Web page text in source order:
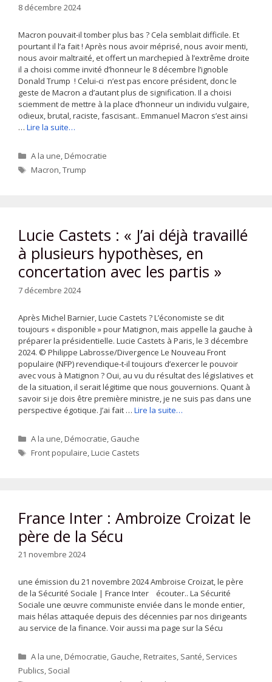
8 décembre 2024
Macron pouvait-il tomber plus bas ? Cela semblait difficile. Et
pourtant il l’a fait ! Après nous avoir méprisé, nous avoir menti,
nous avoir maltraité, et offert un marchepied à l’extrême droite
il a choisi comme invité d’honneur le 8 décembre l’ignoble
Donald Trump ! Celui-ci n’est pas encore président, donc le
geste de Macron a d’autant plus de signification. Il a choisi
sciemment de mettre à la place d’honneur un individu vulgaire,
odieux, brutal, raciste, fascisant.. Emmanuel Macron s’est ainsi
… Lire la suite…
Catégories
A la une,Démocratie
Étiquettes
Macron,Trump
Lucie Castets : « J’ai déjà travaillé
à plusieurs hypothèses, en
concertation avec les partis »
7 décembre 2024
Après Michel Barnier, Lucie Castets ? L’économiste se dit
toujours « disponible » pour Matignon, mais appelle la gauche à
préparer la présidentielle. Lucie Castets à Paris, le 3 décembre
2024. © Philippe Labrosse/Divergence Le Nouveau Front
populaire (NFP) revendique-t-il toujours d’exercer le pouvoir
avec vous à Matignon ? Oui, au vu du résultat des législatives et
de la situation, il serait légitime que nous gouvernions. Quant à
savoir si je dois être première ministre, je ne suis pas dans une
perspective égotique. J’ai fait … Lire la suite…
Catégories
A la une,Démocratie, Gauche
Étiquettes
Front populaire,Lucie Castets
France Inter : Ambroize Croizat le
père de la Sécu
21 novembre 2024
une émission du 21 novembre 2024 Ambroise Croizat, le père
de la Sécurité Sociale | France Inter écouter.. La Sécurité
Sociale une œuvre communiste enviée dans le monde entier,
mais hélas attaquée depuis des décennies par nos dirigeants
au service de la finance. Voir aussi ma page sur la Sécu
Catégories
A la une,Démocratie, Gauche,Retraites, Santé, Services
Publics, Social